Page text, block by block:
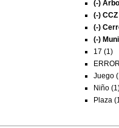
(-)
(-) CCZ
(-)
(-)
17 (1)
Juego
Niño
Plaza